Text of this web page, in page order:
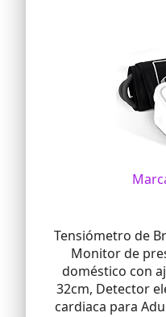
Tensiómetro de
Monitor de
doméstico con
32cm, Detector
cardiaca para